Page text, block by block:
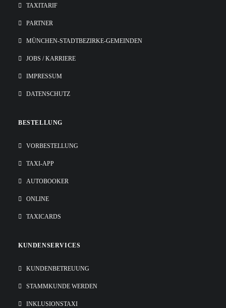
TAXITARIF
PARTNER
MÜNCHEN-STADTBEZIRKE-GEMEINDEN
JOBS / KARRIERE
IMPRESSUM
DATENSCHUTZ
BESTELLUNG
VORBESTELLUNG
TAXI-APP
AUTOBOOKER
ONLINE
TAXICARDS
KUNDENSERVICES
KUNDENBETREUUNG
STAMMKUNDE WERDEN
INKLUSIONSTAXI